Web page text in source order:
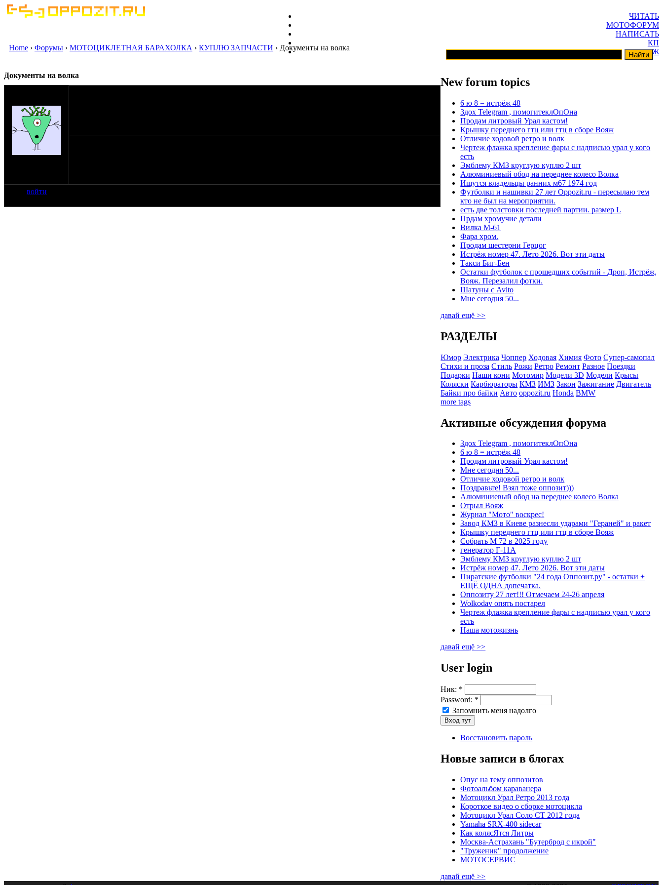
ЧИТАТЬ
МОТОФОРУМ
НАПИСАТЬ
КП
ГАРАЖ
Home › Форумы › МОТОЦИКЛЕТНАЯ БАРАХОЛКА › КУПЛЮ ЗАПЧАСТИ › Документы на волка
Документы на волка
войти
New forum topics
6 ю 8 = истрёж 48
Здох Telegram , помогитеклОпОна
Продам литровый Урал кастом!
Крышку переднего гтц или гтц в сборе Вояж
Отличие ходовой ретро и волк
Чертеж флажка крепление фары с надписью урал у кого
есть
Эмблему КМЗ круглую куплю 2 шт
Алюминиевый обод на переднее колесо Волка
Ищутся владельцы ранних м67 1974 год
Футболки и нашивки 27 лет Oppozit.ru - пересылаю тем
кто не был на мероприятии.
есть две толстовки последней партии. размер L
Прдам хромучие детали
Вилка М-61
Фара хром.
Продам шестерни Герцог
Истрёж номер 47. Лето 2026. Вот эти даты
Такси Биг-Бен
Остатки футболок с прошедших событий - Дроп, Истрёж,
Вояж. Перезалил фотки.
Шатуны с Avito
Мне сегодня 50...
давай ещё >>
РАЗДЕЛЫ
Юмор Электрика Чоппер Ходовая Химия Фото Супер-самопал
Стихи и проза Стиль Рожи Ретро Ремонт Разное Поездки
Подарки Наши кони Мотомир Модели 3D Модели Крысы
Коляски Карбюраторы КМЗ ИМЗ Закон Зажигание Двигатель
Байки про байки Авто oppozit.ru Honda BMW
more tags
Активные обсуждения форума
Здох Telegram , помогитеклОпОна
6 ю 8 = истрёж 48
Продам литровый Урал кастом!
Мне сегодня 50...
Отличие ходовой ретро и волк
Поздравьте! Взял тоже оппозит)))
Алюминиевый обод на переднее колесо Волка
Отрыл Вояж
Журнал "Мото" воскрес!
Завод КМЗ в Киеве разнесли ударами "Гераней" и ракет
Крышку переднего гтц или гтц в сборе Вояж
Собрать М 72 в 2025 году
генератор Г-11А
Эмблему КМЗ круглую куплю 2 шт
Истрёж номер 47. Лето 2026. Вот эти даты
Пиратские футболки "24 года Оппозит.ру" - остатки +
ЕЩЁ ОДНА допечатка.
Оппозиту 27 лет!!! Отмечаем 24-26 апреля
Wolkodav опять постарел
Чертеж флажка крепление фары с надписью урал у кого
есть
Наша мотожизнь
давай ещё >>
User login
Ник: *
Password: *
Запомнить меня надолго
Восстановить пароль
Новые записи в блогах
Опус на тему оппозитов
Фотоальбом караванера
Мотоцикл Урал Ретро 2013 года
Короткое видео о сборке мотоцикла
Мотоцикл Урал Соло СТ 2012 года
Yamaha SRX-400 sidecar
Как колясЯтся Литры
Москва-Астрахань "Бутерброд с икрой"
"Труженик" продолжение
МОТОСЕРВИС
давай ещё >>